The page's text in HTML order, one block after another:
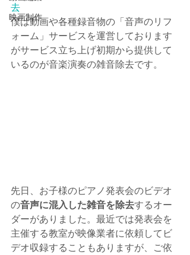
映画制作
去
僕は動画や各種録音物の「音声のリフ
ォーム」サービスを運営しております
がサービス立ち上げ初期から提供して
いるのが音楽演奏の雑音除去です。
先日、お子様のピアノ発表会のビデオ
の音声に混入した雑音を除去するオー
ダーがありました。最近では発表会を
主催する教室が映像業者に依頼してビ
デオ収録することもありますが、ご依